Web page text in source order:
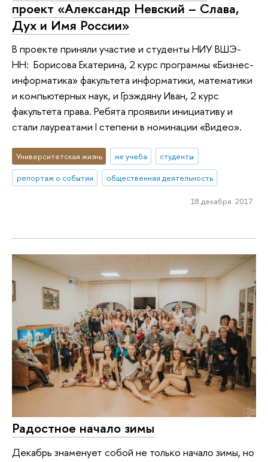
проект «Александр Невский – Слава,
Дух и Имя России»
В проекте приняли участие и студенты НИУ ВШЭ-
НН: Борисова Екатерина, 2 курс программы «Бизнес-
информатика» факультета информатики, математики
и компьютерных наук, и Грэждяну Иван, 2 курс
факультета права. Ребята проявили инициативу и
стали лауреатами I степени в номинации «Видео».
Университетская жизнь не учеба
студенты
репортаж о событии
общественная деятельность
18 декабря 2017
Радостное начало зимы
Декабрь знаменует собой не только начало зимы, но